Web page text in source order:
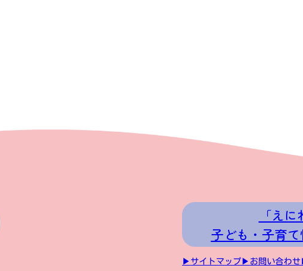
「え
子ども・子育
▶サイトマップ ▶お問い合わせ